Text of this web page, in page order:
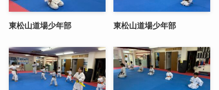
東松山道場少年部 東松山道場少年部